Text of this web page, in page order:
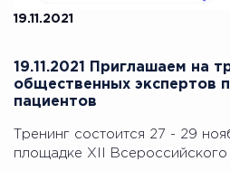
19.11.2021
19.11.2021 Приглашаем на
общественных экспертов
пациентов
Тренинг состоится 27 - 29
площадке XII Всероссийского